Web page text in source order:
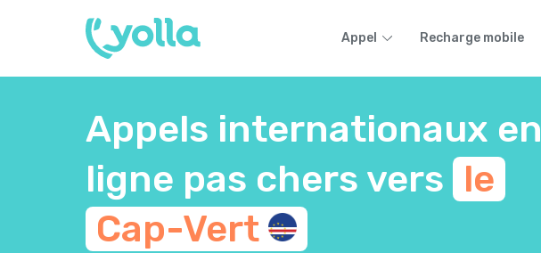
Appel Recharge mobile
Appels internationaux en
ligne pas chers vers le
Cap-Vert